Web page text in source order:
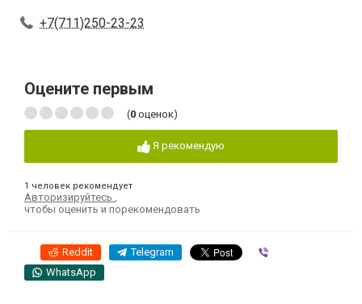
+7(711)250-23-23
Оцените первым
(0 оценок)
Я рекомендую
1 человек рекомендует
Авторизируйтесь
чтобы оценить и порекомендовать
Reddit Telegram
WhatsApp